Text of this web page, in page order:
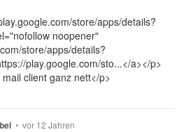
store/apps/details?
noopener"
store/apps/details?
play.google.com/sto...</a></p>
client ganz nett</p>
• vor 12 Jahren